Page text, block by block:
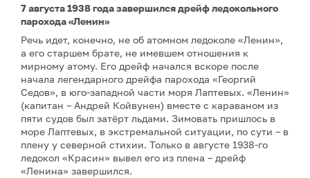
7 августа 1938 года завершился дрейф ледокольного
парохода «Ленин»
Речь идет, конечно, не об атомном ледоколе «Ленин»,
а его старшем брате, не имевшем отношения к
мирному атому. Его дрейф начался вскоре после
начала легендарного дрейфа парохода «Георгий
Седов», в юго-западной части моря Лаптевых. «Ленин»
(капитан – Андрей Койвунен) вместе с караваном из
пяти судов был затёрт льдами. Зимовать пришлось в
море Лаптевых, в экстремальной ситуации, по сути – в
плену у северной стихии. Только в августе 1938-го
ледокол «Красин» вывел его из плена – дрейф
«Ленина» завершился.